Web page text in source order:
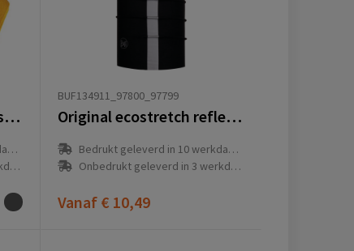
Citizen Green Hibernal sjaal 27 x 200 cm
BUF134911_97800_97799
Original ecostretch reflecterende nekwarmer
Bedrukt geleverd in 10 werkdag(en)
Onbedrukt geleverd in 3 werkdag(en)
Vanaf € 10,49